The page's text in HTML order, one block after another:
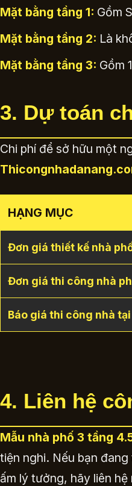
Mặt bằng tầng 1: Gồm
Mặt bằng tầng 2: Là
Mặt bằng tầng 3: Gồm
3. Dự toán
Chi phí để sở hữu một
HẠNG MỤC
Đơn giá thiết kế nhà
Đơn giá thi công nhà
Báo giá thi công nhà
4. Liên hệ
Mẫu nhà phố 3 tầng
tiện nghi. Nếu bạn đang
ấm lý tưởng, hãy liên hệ